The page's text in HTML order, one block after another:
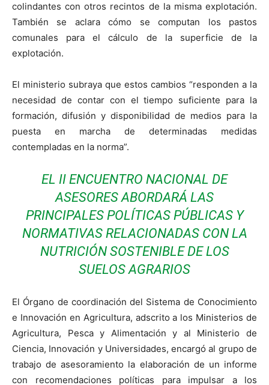
colindantes con otros recintos de la misma explotación.
También se aclara cómo se computan los pastos
comunales para el cálculo de la superficie de la
explotación.
El ministerio subraya que estos cambios “responden a la
necesidad de contar con el tiempo suficiente para la
formación, difusión y disponibilidad de medios para la
puesta en marcha de determinadas medidas
contempladas en la norma”.
EL II ENCUENTRO NACIONAL DE
ASESORES ABORDARÁ LAS
PRINCIPALES POLÍTICAS PÚBLICAS Y
NORMATIVAS RELACIONADAS CON LA
NUTRICIÓN SOSTENIBLE DE LOS
SUELOS AGRARIOS
El Órgano de coordinación del Sistema de Conocimiento
e Innovación en Agricultura, adscrito a los Ministerios de
Agricultura, Pesca y Alimentación y al Ministerio de
Ciencia, Innovación y Universidades, encargó al grupo de
trabajo de asesoramiento la elaboración de un informe
con recomendaciones políticas para impulsar a los